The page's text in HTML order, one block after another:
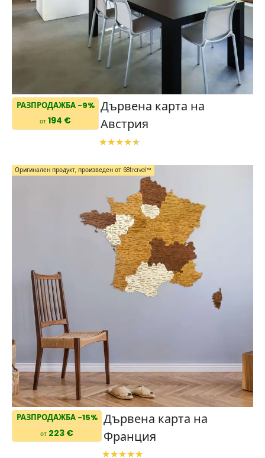
РАЗПРОДАЖБА -9%
от 194 €
Дървена карта на
Австрия
РАЗПРОДАЖБА -15%
от 223 €
Дървена карта на
Франция
Оригинален продукт, произведен от 68travel™️